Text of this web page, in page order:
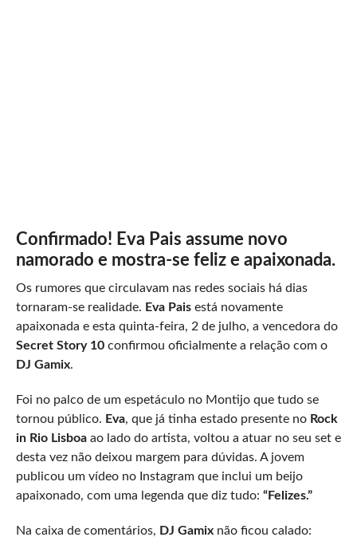
Confirmado! Eva Pais assume novo
namorado e mostra-se feliz e apaixonada.
Os rumores que circulavam nas redes sociais há dias
tornaram-se realidade. Eva Paisestá novamente
apaixonada e esta quinta-feira, 2 de julho, a vencedora do
Secret Story 10confirmou oficialmente a relação com o
DJ Gamix.
Foi no palco de um espetáculo no Montijo que tudo se
tornou público. Eva, que já tinha estado presente no Rock
in Rio Lisboaao lado do artista, voltou a atuar no seu set e
desta vez não deixou margem para dúvidas. A jovem
publicou um vídeo no Instagram que inclui um beijo
apaixonado, com uma legenda que diz tudo: “Felizes.”
Na caixa de comentários, DJ Gamixnão ficou calado: